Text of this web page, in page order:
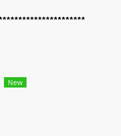
New